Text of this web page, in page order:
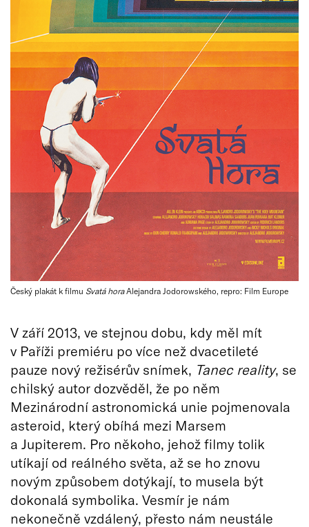
Český plakát k filmu Svatá horaAlejandra Jodorowského, repro: Film Europe
V září 2013, ve stejnou dobu, kdy měl mít
v Paříži premiéru po více než dvacetileté
pauze nový režisérův snímek, Tanec reality, se
chilský autor dozvěděl, že po něm
Mezinárodní astronomická unie pojmenovala
asteroid, který obíhá mezi Marsem
a Jupiterem. Pro někoho, jehož filmy tolik
utíkají od reálného světa, až se ho znovu
novým způsobem dotýkají, to musela být
dokonalá symbolika. Vesmír je nám
nekonečně vzdálený, přesto nám neustále